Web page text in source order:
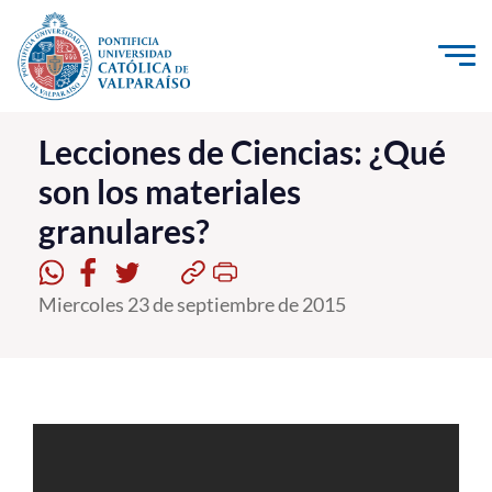
Click acá para ir directamente al contenido
La Universidad
Investigación, Creación e Innovación
PUCV Internacional
Vinculación con el Medio
Lecciones de Ciencias: ¿Qué
son los materiales
granulares?
Miercoles 23 de septiembre de 2015